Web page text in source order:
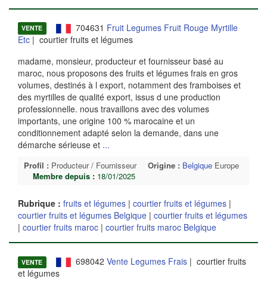
VENTE 704631 Fruit Legumes Fruit Rouge Myrtille
Etc | courtier fruits et légumes
madame, monsieur, producteur et fournisseur basé au
maroc, nous proposons des fruits et légumes frais en gros
volumes, destinés à l export, notamment des framboises et
des myrtilles de qualité export, issus d une production
professionnelle. nous travaillons avec des volumes
importants, une origine 100 % marocaine et un
conditionnement adapté selon la demande, dans une
démarche sérieuse et ...
Profil : Producteur / Fournisseur Origine : Belgique Europe
Membre depuis : 18/01/2025
Rubrique : fruits et légumes | courtier fruits et légumes |
courtier fruits et légumes Belgique | courtier fruits et légumes
| courtier fruits maroc | courtier fruits maroc Belgique
VENTE 698042 Vente Legumes Frais| courtier fruits
et légumes